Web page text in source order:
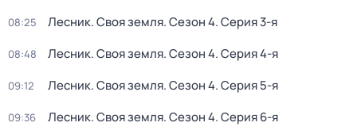
08:25 Лесник. Своя земля. Сезон 4. Серия 3-я
08:48 Лесник. Своя земля. Сезон 4. Серия 4-я
09:12 Лесник. Своя земля. Сезон 4. Серия 5-я
09:36 Лесник. Своя земля. Сезон 4. Серия 6-я